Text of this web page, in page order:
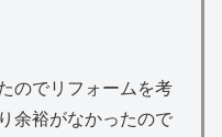
のでリフォームを考
余裕がなかったので